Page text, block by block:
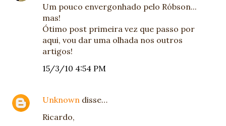
Um pouco envergonhado pelo Róbson...
mas!
Ótimo post primeira vez que passo por
aqui, vou dar uma olhada nos outros
artigos!
15/3/10 4:54 PM
Unknown disse…
Ricardo,